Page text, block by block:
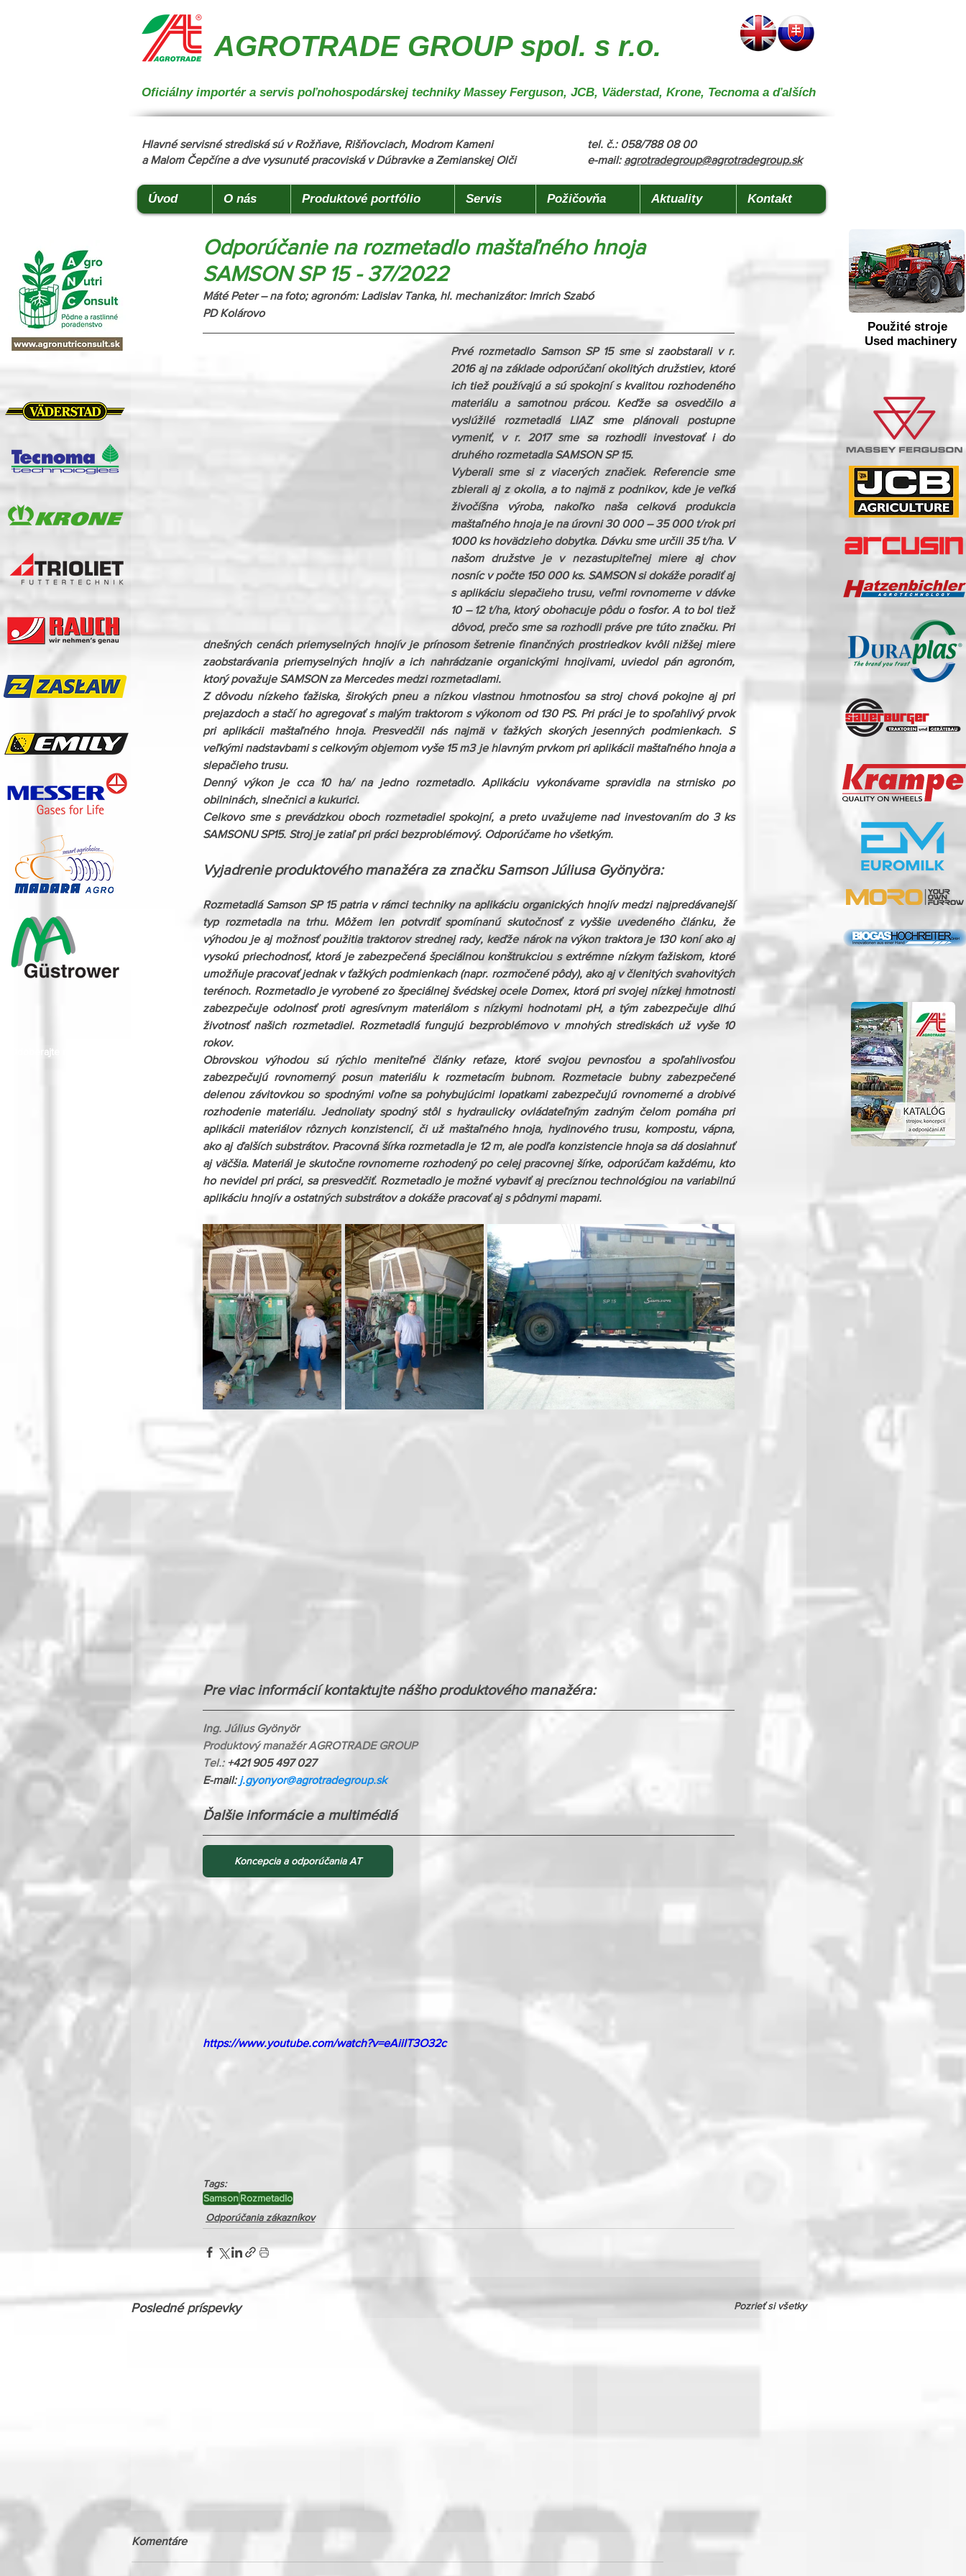
AGROTRADE GROUP spol. s r.o.
Oficiálny importér a servis poľnohospodárskej techniky Massey Ferguson, JCB, Väderstad, Krone, Tecnoma a ďalších
Hlavné servisné strediská sú v Rožňave, Rišňovciach, Modrom Kameni
a Malom Čepčíne a dve vysunuté pracoviská v Dúbravke a Zemianskej Olči
tel. č.: 058/788 08 00
e-mail: agrotradegroup@agrotradegroup.sk
Úvod O nás Produktové portfólio Servis Požičovňa Aktuality Kontakt
Odporúčanie na rozmetadlo maštaľného hnoja
SAMSON SP 15 - 37/2022
Máté Peter – na foto; agronóm: Ladislav Tanka, hl. mechanizátor: Imrich Szabó
PD Kolárovo
Prvé rozmetadlo Samson SP 15 sme si zaobstarali v r.
2016 aj na základe odporúčaní okolitých družstiev, ktoré
ich tiež používajú a sú spokojní s kvalitou rozhodeného
materiálu a samotnou prácou. Keďže sa osvedčilo a
vyslúžilé rozmetadlá LIAZ sme plánovali postupne
vymeniť, v r. 2017 sme sa rozhodli investovať i do
druhého rozmetadla SAMSON SP 15.
Vyberali sme si z viacerých značiek. Referencie sme
zbierali aj z okolia, a to najmä z podnikov, kde je veľká
živočíšna výroba, nakoľko naša celková produkcia
maštaľného hnoja je na úrovni 30 000 – 35 000 t/rok pri
1000 ks hovädzieho dobytka. Dávku sme určili 35 t/ha. V
našom družstve je v nezastupiteľnej miere aj chov
nosníc v počte 150 000 ks. SAMSON si dokáže poradiť aj
s aplikáciu slepačieho trusu, veľmi rovnomerne v dávke
10 – 12 t/ha, ktorý obohacuje pôdu o fosfor. A to bol tiež
dôvod, prečo sme sa rozhodli práve pre túto značku. Pri
dnešných cenách priemyselných hnojív je prínosom šetrenie finančných prostriedkov kvôli nižšej miere
zaobstarávania priemyselných hnojív a ich nahrádzanie organickými hnojivami, uviedol pán agronóm,
ktorý považuje SAMSON za Mercedes medzi rozmetadlami.
Z dôvodu nízkeho ťažiska, širokých pneu a nízkou vlastnou hmotnosťou sa stroj chová pokojne aj pri
prejazdoch a stačí ho agregovať s malým traktorom s výkonom od 130 PS. Pri práci je to spoľahlivý prvok
pri aplikácii maštaľného hnoja. Presvedčil nás najmä v ťažkých skorých jesenných podmienkach. S
veľkými nadstavbami s celkovým objemom vyše 15 m3 je hlavným prvkom pri aplikácii maštaľného hnoja a
slepačieho trusu.
Denný výkon je cca 10 ha/ na jedno rozmetadlo. Aplikáciu vykonávame spravidla na strnisko po
obilninách, slnečnici a kukurici.
Celkovo sme s prevádzkou oboch rozmetadiel spokojní, a preto uvažujeme nad investovaním do 3 ks
SAMSONU SP15. Stroj je zatiaľ pri práci bezproblémový. Odporúčame ho všetkým.
​Vyjadrenie produktového manažéra za značku Samson Júliusa Gyönyöra:
Rozmetadlá Samson SP 15 patria v rámci techniky na aplikáciu organických hnojív medzi najpredávanejší
typ rozmetadla na trhu. Môžem len potvrdiť spomínanú skutočnosť z vyššie uvedeného článku, že
výhodou je aj možnosť použitia traktorov strednej rady, keďže nárok na výkon traktora je 130 koní ako aj
vysokú priechodnosť, ktorá je zabezpečená špeciálnou konštrukciou s extrémne nízkym ťažiskom, ktoré
umožňuje pracovať jednak v ťažkých podmienkach (napr. rozmočené pôdy), ako aj v členitých svahovitých
terénoch. Rozmetadlo je vyrobené zo špeciálnej švédskej ocele Domex, ktorá pri svojej nízkej hmotnosti
zabezpečuje odolnosť proti agresívnym materiálom s nízkymi hodnotami pH, a tým zabezpečuje dlhú
životnosť našich rozmetadiel. Rozmetadlá fungujú bezproblémovo v mnohých strediskách už vyše 10
rokov.
Obrovskou výhodou sú rýchlo meniteľné články reťaze, ktoré svojou pevnosťou a spoľahlivosťou
zabezpečujú rovnomerný posun materiálu k rozmetacím bubnom. Rozmetacie bubny zabezpečené
delenou závitovkou so spodnými voľne sa pohybujúcimi lopatkami zabezpečujú rovnomerné a drobivé
rozhodenie materiálu. Jednoliaty spodný stôl s hydraulicky ovládateľným zadným čelom pomáha pri
aplikácii materiálov rôznych konzistencií, či už maštaľného hnoja, hydinového trusu, kompostu, vápna,
ako aj ďalších substrátov. Pracovná šírka rozmetadla je 12 m, ale podľa konzistencie hnoja sa dá dosiahnuť
aj väčšia. Materiál je skutočne rovnomerne rozhodený po celej pracovnej šírke, odporúčam každému, kto
ho nevidel pri práci, sa presvedčiť. Rozmetadlo je možné vybaviť aj precíznou technológiou na variabilnú
aplikáciu hnojív a ostatných substrátov a dokáže pracovať aj s pôdnymi mapami.
Pre viac informácií kontaktujte nášho produktového manažéra:
Ing. Július Gyönyör
Produktový manažér AGROTRADE GROUP
Tel.: +421 905 497 027
E-mail: j.gyonyor@agrotradegroup.sk
Ďalšie informácie a multimédiá
Koncepcia a odporúčania AT
https://www.youtube.com/watch?v=eAiiIT3O32c
Tags:
SamsonRozmetadlo
Odporúčania zákazníkov
Posledné príspevky Pozrieť si všetky
Komentáre
Použité stroje
Used machinery
Odoberajte naše novinky